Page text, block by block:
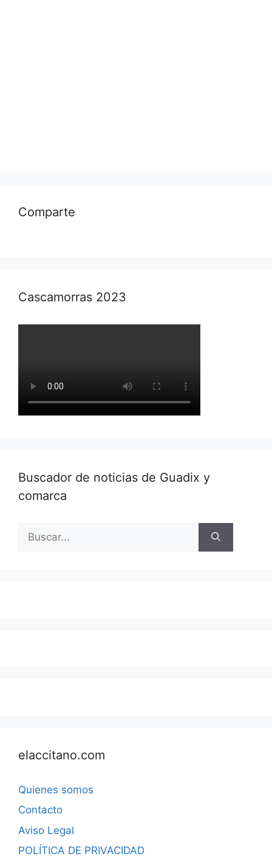
Comparte
Cascamorras 2023
Buscador de noticias de Guadix y
comarca
elaccitano.com
Quienes somos
Contacto
Aviso Legal
POLÍTICA DE PRIVACIDAD